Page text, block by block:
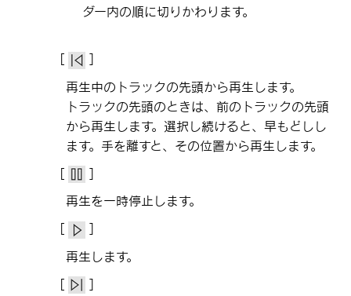
ダー内の順に切りかわります。
[‍
‍]
再生中のトラックの先頭から再生します。
トラックの先頭のときは、前のトラックの先頭
から再生します。選択し続けると、早もどしし
ます。手を離すと、その位置から再生します。
[‍
‍]
再生を一時停止します。
[‍
‍]
再生します。
[‍
‍]